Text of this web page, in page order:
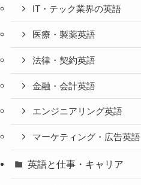
IT・テック業界の英語
医療・製薬英語
法律・契約英語
金融・会計英語
エンジニアリング英語
マーケティング・広告英語
英語と仕事・キャリア